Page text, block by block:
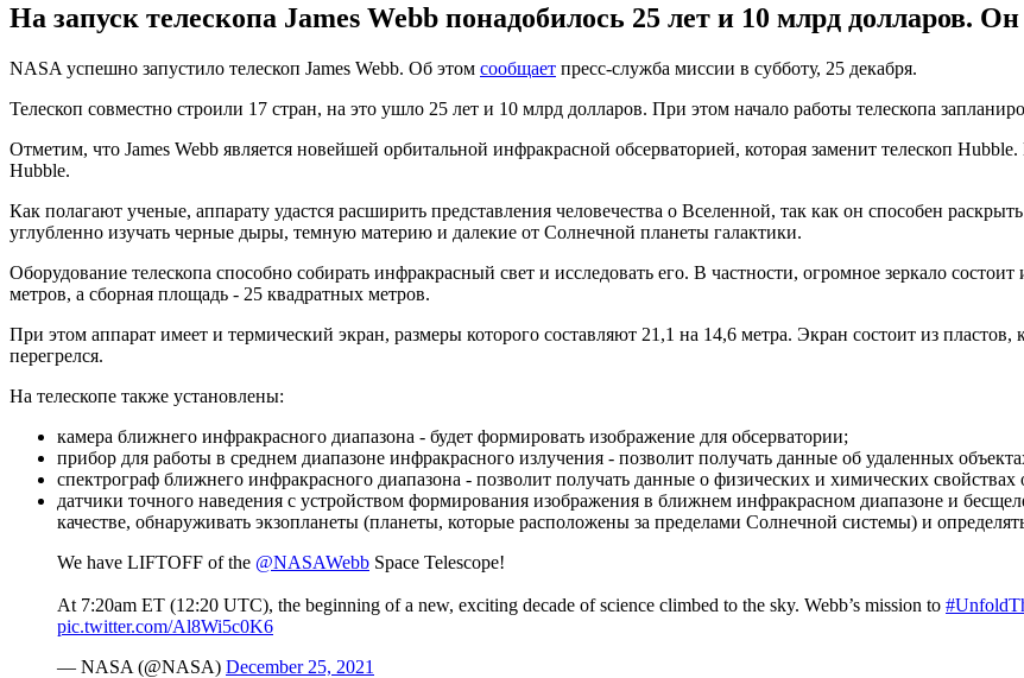
На запуск телескопа James Webb понадобилось 25 лет и 10 млрд долларов.
NASA успешно запустило телескоп James Webb. Об этом сообщает пресс-служба миссии в субботу, 25 декабря.
Телескоп совместно строили 17 стран, на это ушло 25 лет и 10 млрд долларов. При этом начало работы телескопа
Отметим, что James Webb является новейшей орбитальной инфракрасной обсерваторией, которая заменит телескоп
Hubble.
Как полагают ученые, аппарату удастся расширить представления человечества о Вселенной, так как он способен
углубленно изучать черные дыры, темную материю и далекие от Солнечной планеты галактики.
Оборудование телескопа способно собирать инфракрасный свет и исследовать его. В частности, огромное зеркало
метров, а сборная площадь - 25 квадратных метров.
При этом аппарат имеет и термический экран, размеры которого составляют 21,1 на 14,6 метра. Экран состоит из
перегрелся.
На телескопе также установлены:
камера ближнего инфракрасного диапазона - будет формировать изображение для обсерватории;
прибор для работы в среднем диапазоне инфракрасного излучения - позволит получать данные об удаленных
спектрограф ближнего инфракрасного диапазона - позволит получать данные о физических и химических свойствах
датчики точного наведения с устройством формирования изображения в ближнем инфракрасном диапазоне и
качестве, обнаруживать экзопланеты (планеты, которые расположены за пределами Солнечной системы) и
We have LIFTOFF of the @NASAWebb Space Telescope!
At 7:20am ET (12:20 UTC), the beginning of a new, exciting decade of science climbed to the sky. Webb’s mission to
pic.twitter.com/Al8Wi5c0K6
— NASA (@NASA) December 25, 2021